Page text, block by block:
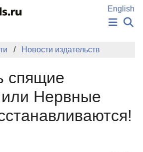
English
НОВОСТИ
РУКОПИСЬ
БАЗА ЗНАНИЙ
СЛОВА
Вход
Новости издательств
спящие
Нервные